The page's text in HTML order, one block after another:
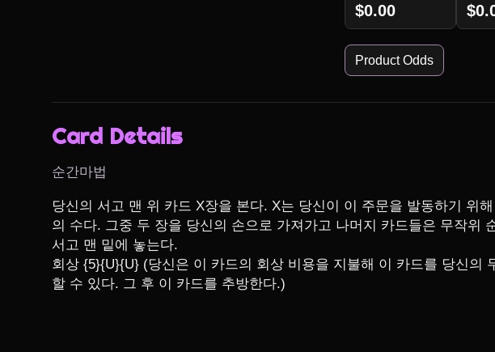
$0.00
Product Odds
Card Details
순간마법
당신의 서고 맨 위 카드 X장을 본다. X는 당신이 이 주문을 발동하기 위
의 수다. 그중 두 장을 당신의 손으로 가져가고 나머지 카드들은 무작위
서고 맨 밑에 놓는다.
회상 {5}{U}{U} (당신은 이 카드의 회상 비용을 지불해 이 카드를 당신의
할 수 있다. 그 후 이 카드를 추방한다.)